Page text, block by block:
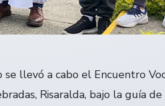
llevó a cabo el Encuentro
Risaralda, bajo la guía